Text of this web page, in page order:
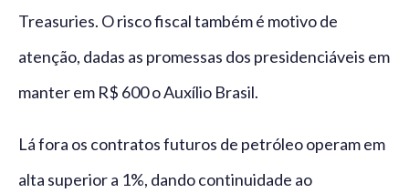
Treasuries. O risco fiscal também é motivo de
atenção, dadas as promessas dos presidenciáveis em
manter em R$ 600 o Auxílio Brasil.
Lá fora os contratos futuros de petróleo operam em
alta superior a 1%, dando continuidade ao